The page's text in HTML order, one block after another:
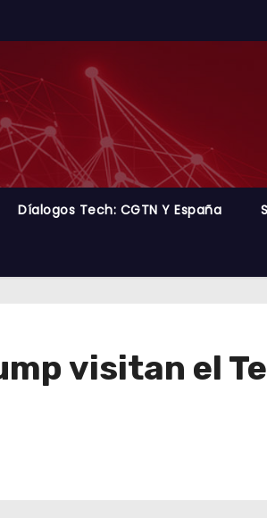
Díalogos Tech: CGTN Y España
visitan el